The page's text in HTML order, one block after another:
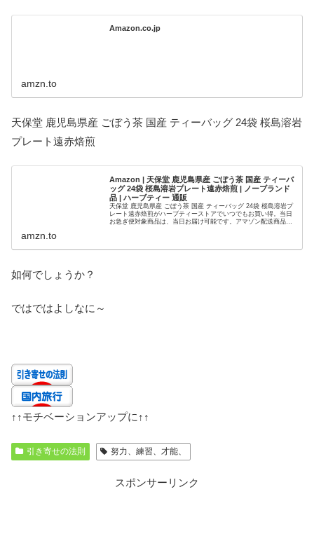
Amazon.co.jp
amzn.to
天保堂 鹿児島県産 ごぼう茶 国産 ティーバッグ 24袋 桜島溶岩
プレート遠赤焙煎
Amazon | 天保堂 鹿児島県産 ごぼう茶 国産 ティーバ
ッグ 24袋 桜島溶岩プレート遠赤焙煎 | ノーブランド
品 | ハーブティー 通販
天保堂 鹿児島県産 ごぼう茶 国産 ティーバッグ 24袋 桜島溶岩プ
レート遠赤焙煎がハーブティーストアでいつでもお買い得。当日
お急ぎ便対象商品は、当日お届け可能です。アマゾン配送商品
amzn.to
如何でしょうか？
ではではよしなに～
↑↑モチベーションアップに ↑↑
引き寄せの法則 努力、練習、才能、
スポンサーリンク